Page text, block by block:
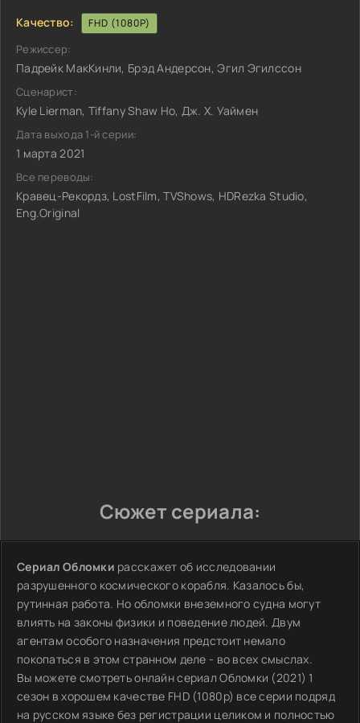
Качество: FHD (1080P)
Режиссер:
Падрейк МакКинли, Брэд Андерсон, Эгил Эгилссон
Сценарист:
Kyle Lierman, Tiffany Shaw Ho, Дж. Х. Уаймен
Дата выхода 1-й серии:
1 марта 2021
Все переводы:
Кравец-Рекордз, LostFilm, TVShows, HDRezka Studio,
Eng.Original
Сюжет сериала:
Сериал Обломки расскажет об исследовании
разрушенного космического корабля. Казалось бы,
рутинная работа. Но обломки внеземного судна могут
влиять на законы физики и поведение людей. Двум
агентам особого назначения предстоит немало
покопаться в этом странном деле - во всех смыслах.
Вы можете смотреть онлайн сериал Обломки (2021) 1
сезон в хорошем качестве FHD (1080p) все серии подряд
на русском языке без регистрации целиком и полностью